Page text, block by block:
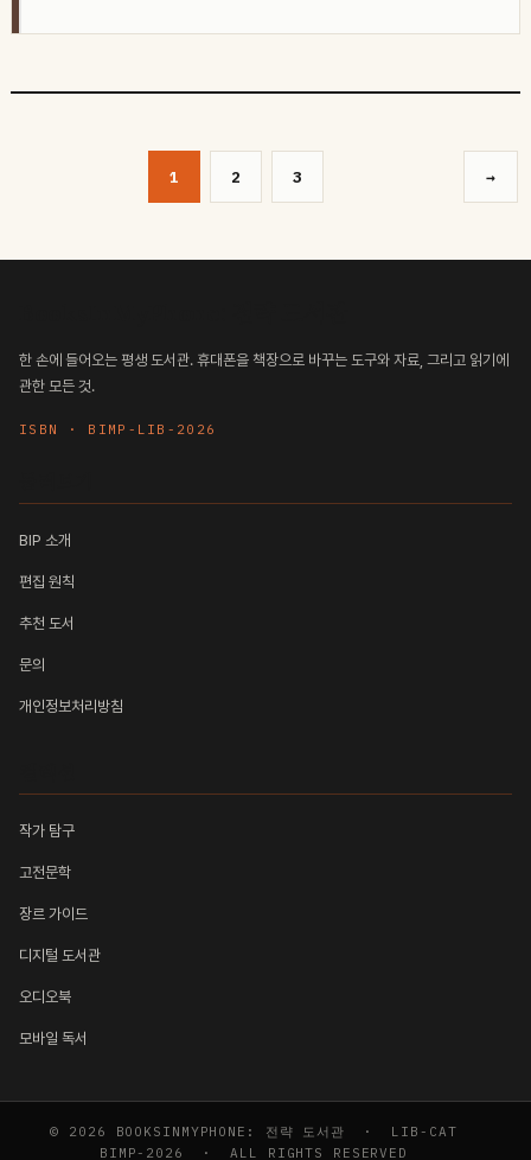
1 2 3 →
한 손에 들어오는 평생 도서관. 휴대폰을 책장으로 바꾸는 도구와 자료, 그리고 읽기에
관한 모든 것.
ISBN · BIMP-LIB-2026
BIP 소개
편집 원칙
추천 도서
문의
개인정보처리방침
작가 탐구
고전문학
장르 가이드
디지털 도서관
오디오북
모바일 독서
© 2026 BOOKSINMYPHONE: 전략 도서관 · LIB-CAT
BIMP-2026 · ALL RIGHTS RESERVED